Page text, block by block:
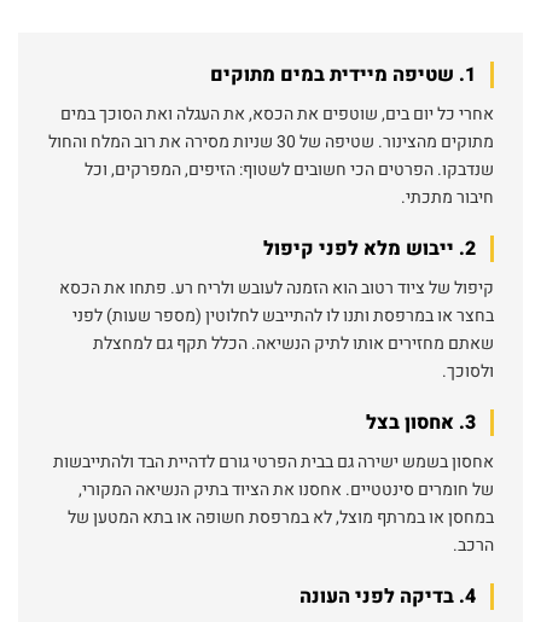
1. שטיפה מיידית במים מתוקים
אחרי כל יום בים, שוטפים את הכסא, את העגלה ואת הסוכך במים
מתוקים מהצינור. שטיפה של 30 שניות מסירה את רוב המלח והחול
שנדבקו. הפרטים הכי חשובים לשטוף: הזיפים, המפרקים, וכל
חיבור מתכתי.
2. ייבוש מלא לפני קיפול
קיפול של ציוד רטוב הוא הזמנה לעובש ולריח רע. פתחו את הכסא
בחצר או במרפסת ותנו לו להתייבש לחלוטין (מספר שעות) לפני
שאתם מחזירים אותו לתיק הנשיאה. הכלל תקף גם למחצלת
ולסוכך.
3. אחסון בצל
אחסון בשמש ישירה גם בבית הפרטי גורם לדהיית הבד ולהתייבשות
של חומרים סינטטיים. אחסנו את הציוד בתיק הנשיאה המקורי,
במחסן או במרתף מוצל, לא במרפסת חשופה או בתא המטען של
הרכב.
4. בדיקה לפני העונה